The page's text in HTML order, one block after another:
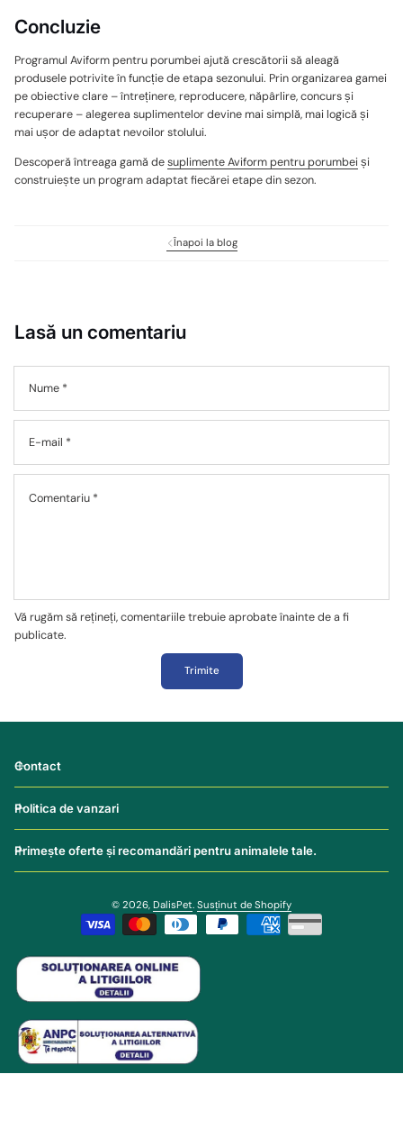
Concluzie
Programul Aviform pentru porumbei ajută crescătorii să aleagă
produsele potrivite în funcție de etapa sezonului. Prin organizarea gamei
pe obiective clare – întreținere, reproducere, năpârlire, concurs și
recuperare – alegerea suplimentelor devine mai simplă, mai logică și
mai ușor de adaptat nevoilor stolului.
Descoperă întreaga gamă desuplimente Aviform pentru porumbeiși
construiește un program adaptat fiecărei etape din sezon.
Înapoi la blog
Lasă un comentariu
Nume *
E-mail *
Comentariu *
Vă rugăm să rețineți, comentariile trebuie aprobate înainte de a fi
publicate.
Trimite
Contact
Politica de vanzari
Primește oferte și recomandări pentru animalele tale.
© 2026, DalisPet. Susținut de Shopify